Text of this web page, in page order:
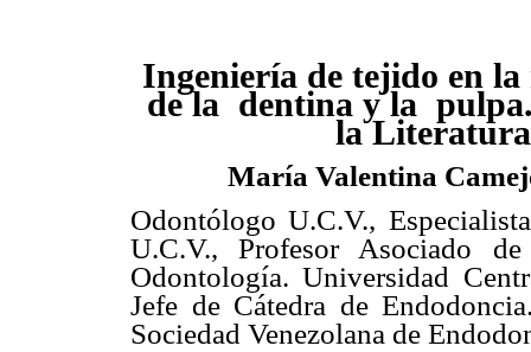
Ingeniería de tejido en la
de la dentina y la
la Literatura
María Valentina
Odontólogo U.C.V.,
U.C.V., Profesor Asociado
Odontología. Universidad
Jefe de Cátedra de
Sociedad Venezolana de